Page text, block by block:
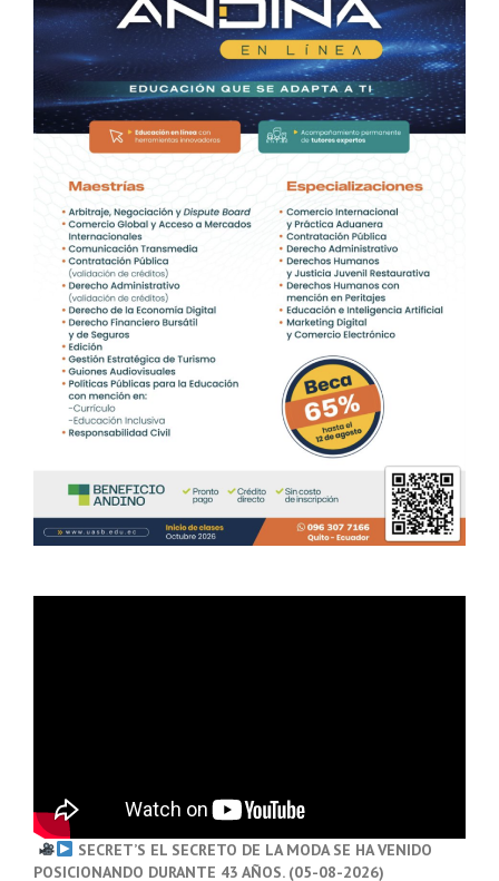
SECRET’S EL SECRETO DE LA MODA SE HA VENIDO
POSICIONANDO DURANTE 43 AÑOS. (05-08-2026)